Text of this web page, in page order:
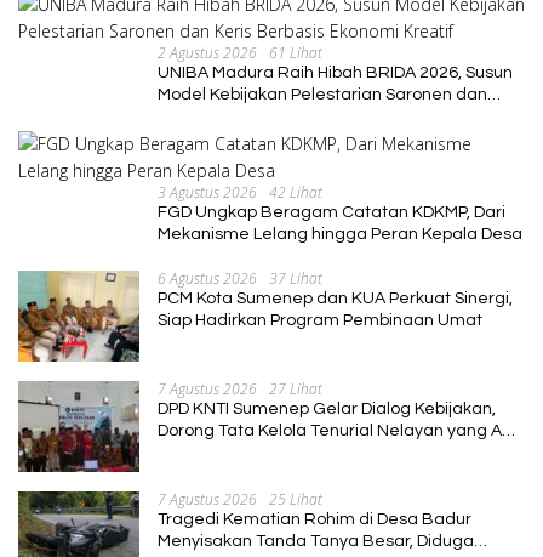
2 Agustus 2026 61 Lihat
UNIBA Madura Raih Hibah BRIDA 2026, Susun
Model Kebijakan Pelestarian Saronen dan
3 Agustus 2026 42 Lihat
FGD Ungkap Beragam Catatan KDKMP, Dari
Mekanisme Lelang hingga Peran Kepala Desa
6 Agustus 2026 37 Lihat
PCM Kota Sumenep dan KUA Perkuat Sinergi,
Siap Hadirkan Program Pembinaan Umat
7 Agustus 2026 27 Lihat
DPD KNTI Sumenep Gelar Dialog Kebijakan,
Dorong Tata Kelola Tenurial Nelayan yang Adil
7 Agustus 2026 25 Lihat
Tragedi Kematian Rohim di Desa Badur
Menyisakan Tanda Tanya Besar, Diduga